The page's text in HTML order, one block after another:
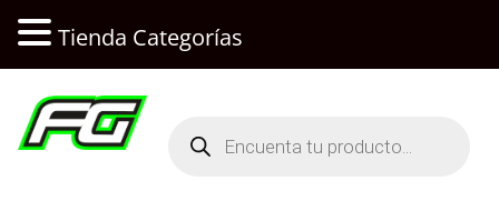
productos
Tienda Categorías